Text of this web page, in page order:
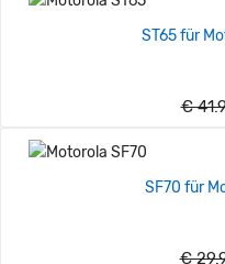
ST65 für
€
SF70 für
€